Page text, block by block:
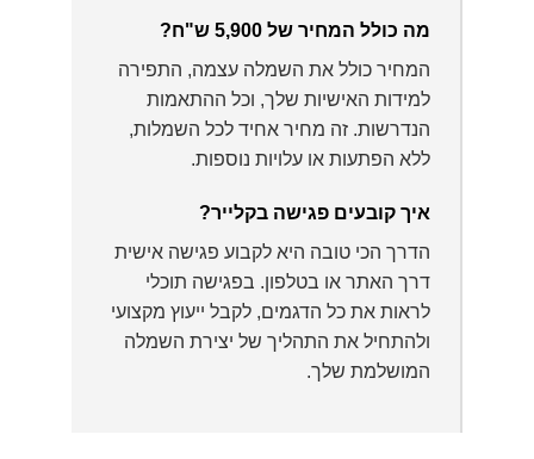
מה כולל המחיר של 5,900 ש"ח?
המחיר כולל את השמלה עצמה, התפירה
למידות האישיות שלך, וכל ההתאמות
הנדרשות. זה מחיר אחיד לכל השמלות,
ללא הפתעות או עלויות נוספות.
איך קובעים פגישה בקלייר?
הדרך הכי טובה היא לקבוע פגישה אישית
דרך האתר או בטלפון. בפגישה תוכלי
לראות את כל הדגמים, לקבל ייעוץ מקצועי
ולהתחיל את התהליך של יצירת השמלה
המושלמת שלך.